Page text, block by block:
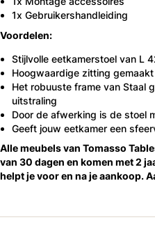
1x Gebruikershandleiding
Voordelen:
Stijlvolle eetkamerstoel van L
Hoogwaardige zitting
Het robuuste frame van Staal
uitstraling
Door de afwerking is de stoel
Geeft jouw eetkamer een
Alle meubels van Tomasso
van 30 dagen en komen met 2
helpt je voor en na je aankoop.